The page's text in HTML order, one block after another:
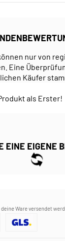
nur von
Eine
Käufer
als Erster!
EINE EIGENE
Ware versendet